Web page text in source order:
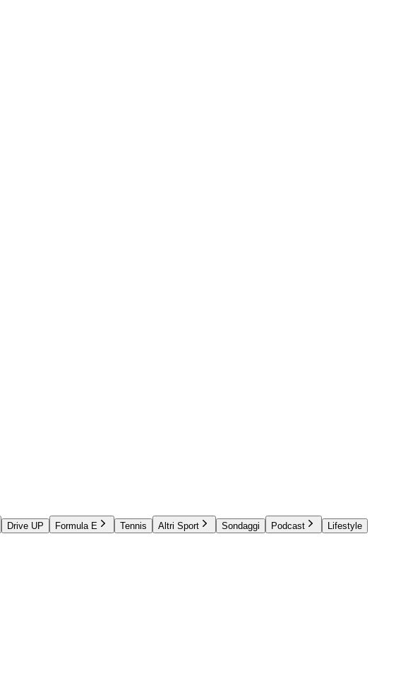
Drive UP Formula E Tennis Altri Sport Sondaggi Podcast
Lifestyle